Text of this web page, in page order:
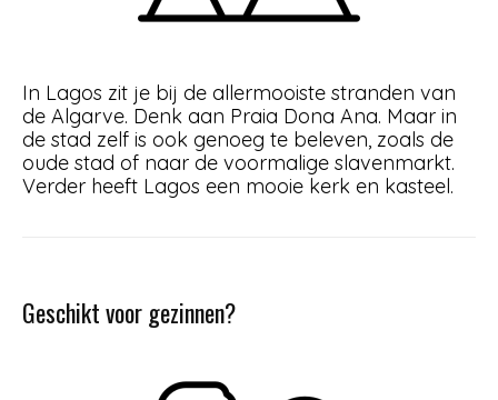
In Lagos zit je bij de allermooiste stranden van
de Algarve. Denk aan Praia Dona Ana. Maar in
de stad zelf is ook genoeg te beleven, zoals de
oude stad of naar de voormalige slavenmarkt.
Verder heeft Lagos een mooie kerk en kasteel.
Geschikt voor gezinnen?